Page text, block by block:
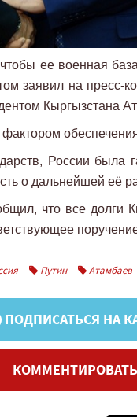
ее военная
заявил на
Кыргызстана
России была
о дальнейшей её
что все долги
Путин Атамбаев
ПОДПИСАТЬСЯ НА
КОММЕНТИРОВАТЬ